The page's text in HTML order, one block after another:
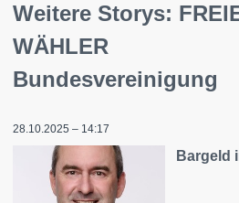
Weitere Storys:
WÄHLER
Bundesvereinigung
28.10.2025 – 14:17
Bargeld